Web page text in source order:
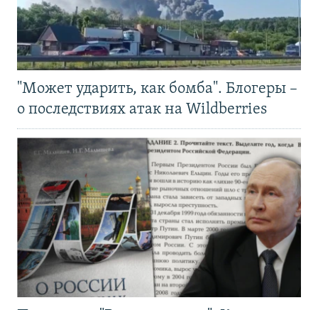
"Может ударить, как бомба". Блогеры –
о последствиях атак на Wildberries